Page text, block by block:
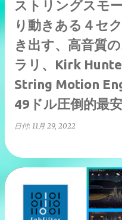
ストリングスモ
り動きある４セ
き出す、高音質
ラリ、Kirk
String Motion
49ドル圧倒的最
日付: 11月 29, 2022